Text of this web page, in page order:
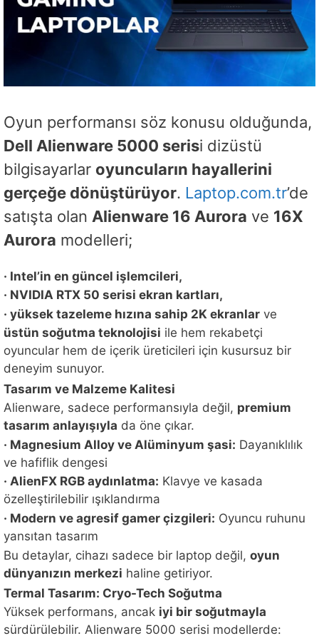
Oyun performansı söz konusu olduğunda,
Dell Alienware 5000 serisi dizüstü
bilgisayarlar oyuncuların hayallerini
gerçeğe dönüştürüyor. Laptop.com.tr’de
satışta olan Alienware 16 Aurora ve 16X
Aurora modelleri;
· Intel’in en güncel işlemcileri,
· NVIDIA RTX 50 serisi ekran kartları,
· yüksek tazeleme hızına sahip 2K ekranlar ve
üstün soğutma teknolojisi ile hem rekabetçi
oyuncular hem de içerik üreticileri için kusursuz bir
deneyim sunuyor.
Tasarım ve Malzeme Kalitesi
Alienware, sadece performansıyla değil, premium
tasarım anlayışıyla da öne çıkar.
· Magnesium Alloy ve Alüminyum şasi: Dayanıklılık
ve hafiflik dengesi
· AlienFX RGB aydınlatma: Klavye ve kasada
özelleştirilebilir ışıklandırma
· Modern ve agresif gamer çizgileri: Oyuncu ruhunu
yansıtan tasarım
Bu detaylar, cihazı sadece bir laptop değil, oyun
dünyanızın merkezi haline getiriyor.
Termal Tasarım: Cryo-Tech Soğutma
Yüksek performans, ancak iyi bir soğutmayla
sürdürülebilir. Alienware 5000 serisi modellerde: